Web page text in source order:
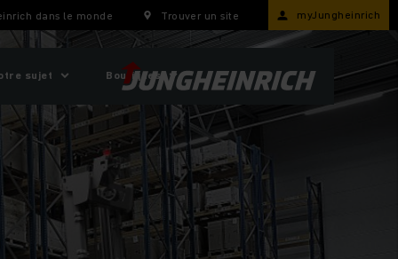
dans le monde Trouver un site myJungheinrich
sujet Boutiques